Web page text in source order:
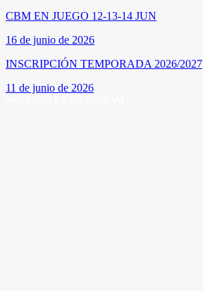
CBM EN JUEGO 12-13-14 JUN
16 de junio de 2026
INSCRIPCIÓN TEMPORADA 2026/2027
11 de junio de 2026